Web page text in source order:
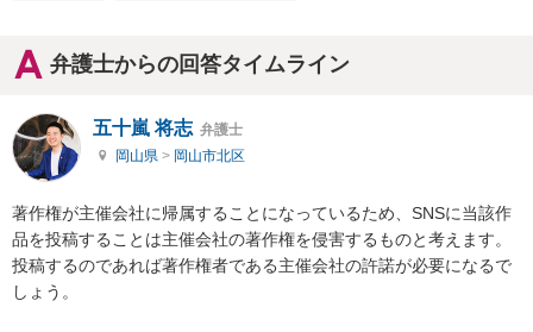
弁護士からの回答タイムライン
五十嵐 将志 弁護士
岡山県 > 岡山市北区
著作権が主催会社に帰属することになっているため、SNSに当該作
品を投稿することは主催会社の著作権を侵害するものと考えます。
投稿するのであれば著作権者である主催会社の許諾が必要になるで
しょう。